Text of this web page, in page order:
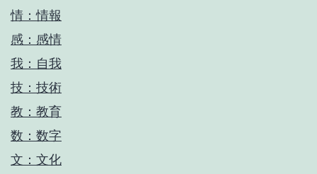
情：情報
感：感情
我：自我
技：技術
教：教育
数：数字
文：文化